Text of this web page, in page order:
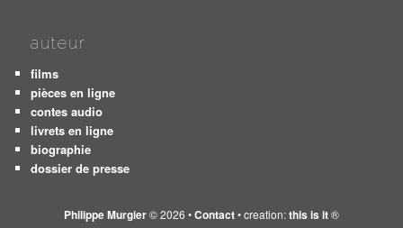
auteur
films
pièces en ligne
contes audio
livrets en ligne
biographie
dossier de presse
Philippe Murgier© 2026 •Contact• creation:this is it®